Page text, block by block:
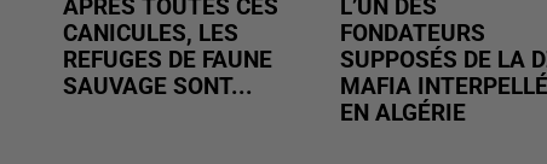
APRÈS TOUTES CES
CANICULES, LES
REFUGES DE FAUNE
SAUVAGE SONT...
L’UN DES
FONDATEURS
SUPPOSÉS DE LA
MAFIA INTERPELLÉ
EN ALGÉRIE